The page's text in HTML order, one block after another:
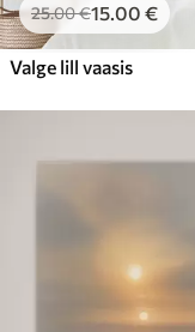
25.00€15.00 €
Valge lill vaasis